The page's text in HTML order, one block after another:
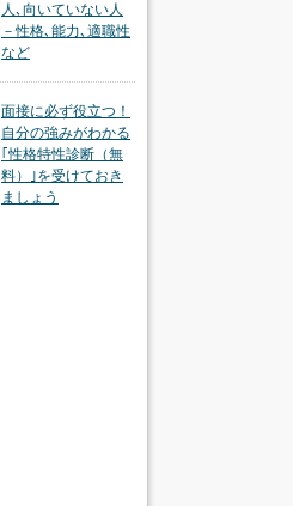
人､向いていない人
－性格､能力､適職性
など
面接に必ず役立つ！
自分の強みがわかる
｢性格特性診断（無
料）｣を受けておき
ましょう